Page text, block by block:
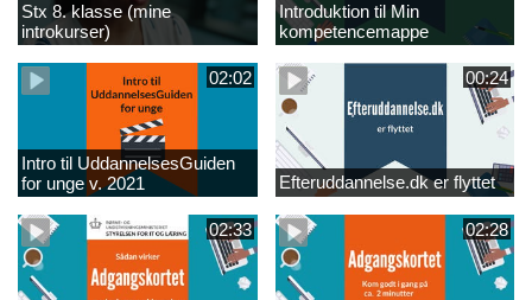
Stx 8. klasse (mine
introkurser)
Introduktion til Min
kompetencemappe
02:02
Intro til UddannelsesGuiden
for unge v. 2021
00:24
Efteruddannelse.dk er flyttet
02:33 02:28